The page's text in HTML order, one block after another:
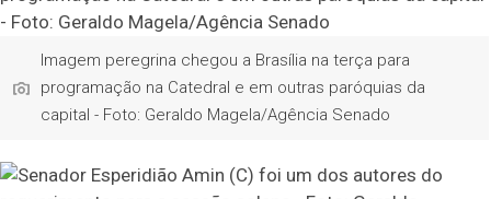
Imagem peregrina chegou a Brasília na terça para
programação na Catedral e em outras paróquias da
capital - Foto: Geraldo Magela/Agência Senado